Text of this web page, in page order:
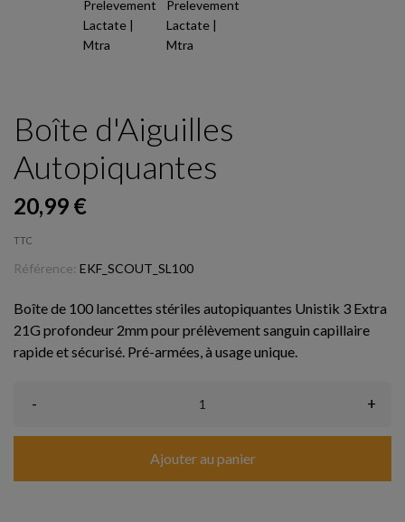
Boîte d'Aiguilles
Autopiquantes
20,99 €
TTC
Référence: EKF_SCOUT_SL100
Boîte de 100 lancettes stériles autopiquantes Unistik 3 Extra
21G profondeur 2mm pour prélèvement sanguin capillaire
rapide et sécurisé. Pré-armées, à usage unique.
- +
Ajouter au panier